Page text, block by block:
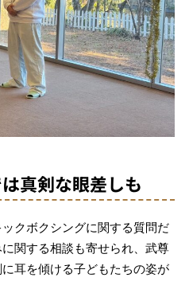
真剣な眼差しも
クボクシングに関する質問だ
関する相談も寄せられ、武尊
耳を傾ける子どもたちの姿が